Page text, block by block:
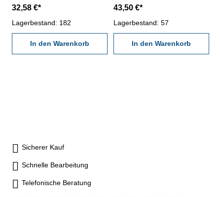
Nonius 1/50 - im
Behältnis/Kasten Messbereich
0 - 200 mm
32,58 €*
Lagerbestand: 182
In den Warenkorb
Nonius 1/50 - Genauigkeit
nach DIN 862 - Brückenlänge
100 mm - im Behältnis/Kasten
Messbereich 200 mm
43,50 €*
Lagerbestand: 57
In den Warenkorb
Sicherer Kauf
Schnelle Bearbeitung
Telefonische Beratung